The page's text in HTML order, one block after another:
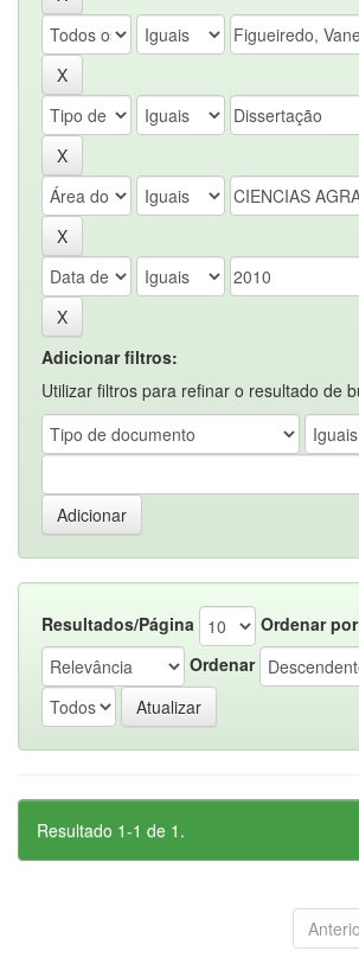
Adicionar filtros:
Utilizar filtros para refinar o resultado de
Resultados/Página
Ordenar por
Ordenar
Resultado 1-1 de 1.